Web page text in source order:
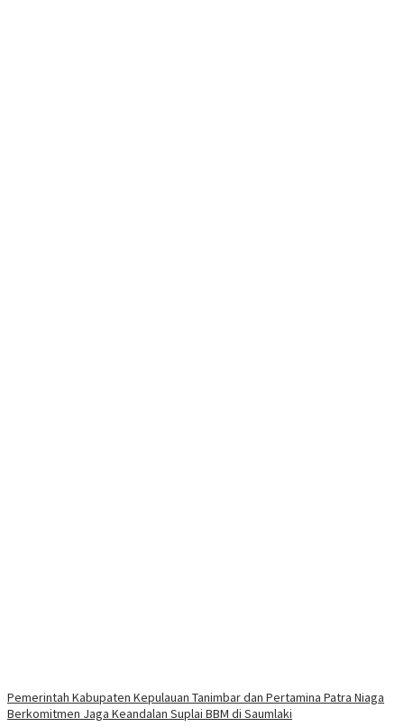
Pemerintah Kabupaten Kepulauan Tanimbar dan Pertamina Patra Niaga
Berkomitmen Jaga Keandalan Suplai BBM di Saumlaki